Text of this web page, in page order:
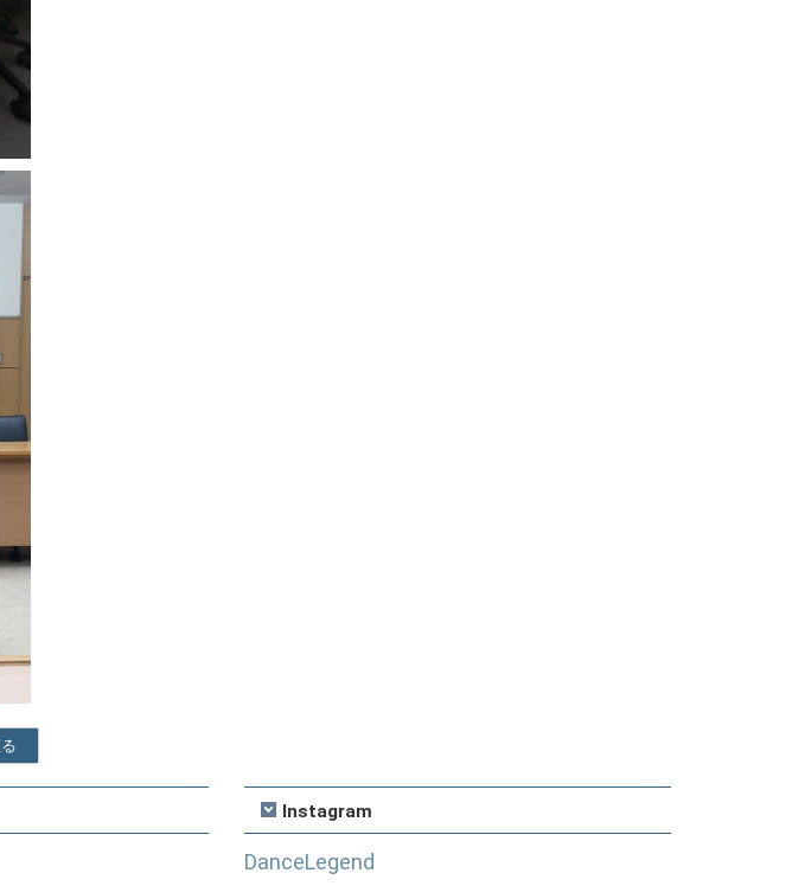
Instagram
DanceLegend